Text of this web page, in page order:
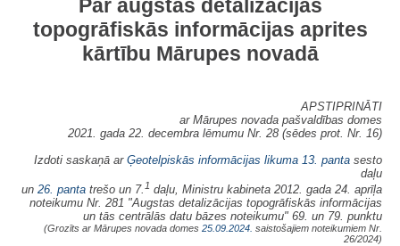
Par augstas detalizācijas
topogrāfiskās informācijas aprites
kārtību Mārupes novadā
APSTIPRINĀTI
ar Mārupes novada pašvaldības domes
2021. gada 22. decembra lēmumu Nr. 28 (sēdes prot. Nr. 16)
Izdoti saskaņā ar Ģeotelpiskās informācijas likuma 13. panta sesto
daļu
un 26. panta trešo un 7. 1 daļu, Ministru kabineta 2012. gada 24. aprīļa
noteikumu Nr. 281 "Augstas detalizācijas topogrāfiskās informācijas
un tās centrālās datu bāzes noteikumu" 69. un 79. punktu
(Grozīts ar Mārupes novada domes 25.09.2024. saistošajiem noteikumiem Nr.
26/2024)